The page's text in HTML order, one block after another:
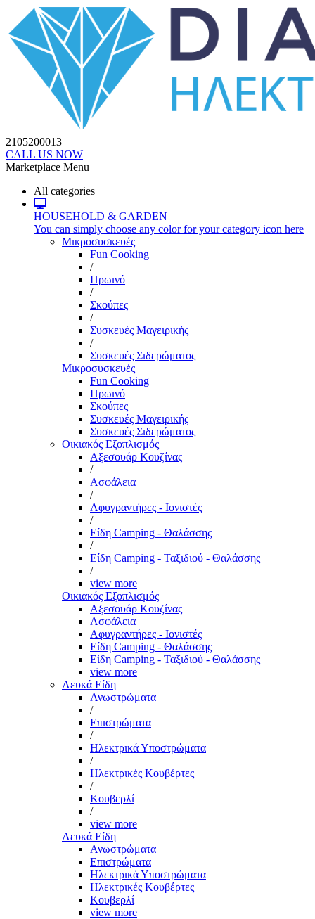
2105200013
CALL US NOW
Marketplace Menu
All categories
HOUSEHOLD & GARDEN
You can simply choose any color for your category icon here
Μικροσυσκευές
Fun Cooking
/
Πρωινό
/
Σκούπες
/
Συσκευές Μαγειρικής
/
Συσκευές Σιδερώματος
Μικροσυσκευές
Fun Cooking
Πρωινό
Σκούπες
Συσκευές Μαγειρικής
Συσκευές Σιδερώματος
Οικιακός Εξοπλισμός
Αξεσουάρ Κουζίνας
/
Ασφάλεια
/
Αφυγραντήρες - Ιονιστές
/
Είδη Camping - Θαλάσσης
/
Είδη Camping - Ταξιδιού - Θαλάσσης
/
view more
Οικιακός Εξοπλισμός
Αξεσουάρ Κουζίνας
Ασφάλεια
Αφυγραντήρες - Ιονιστές
Είδη Camping - Θαλάσσης
Είδη Camping - Ταξιδιού - Θαλάσσης
view more
Λευκά Είδη
Ανωστρώματα
/
Επιστρώματα
/
Ηλεκτρικά Υποστρώματα
/
Ηλεκτρικές Κουβέρτες
/
Κουβερλί
/
view more
Λευκά Είδη
Ανωστρώματα
Επιστρώματα
Ηλεκτρικά Υποστρώματα
Ηλεκτρικές Κουβέρτες
Κουβερλί
view more